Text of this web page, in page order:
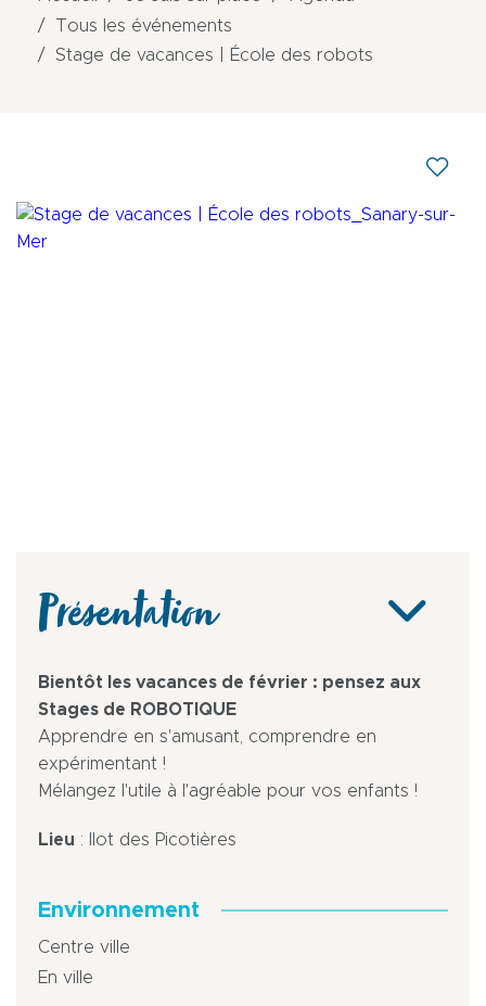
Tous les événements
Stage de vacances | École des robots
Présentation
Bientôt les vacances de février : pensez aux
Stages de ROBOTIQUE
Apprendre en s'amusant, comprendre en
expérimentant !
Mélangez l'utile à l'agréable pour vos enfants !
Lieu : Ilot des Picotières
Environnement
Centre ville
En ville